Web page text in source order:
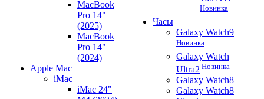
MacBook
Pro 14"
(2025)
MacBook
Pro 14"
(2024)
Apple Mac
iMac
iMac 24"
Новинка
Часы
Galaxy Watch9
Новинка
Galaxy Watch
Ultra2 Новинка
Galaxy Watch8
Galaxy Watch8